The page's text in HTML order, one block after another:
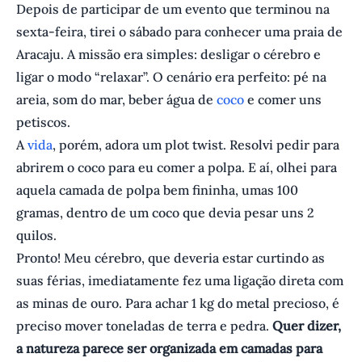
Depois de participar de um evento que terminou na
sexta-feira, tirei o sábado para conhecer uma praia de
Aracaju. A missão era simples: desligar o cérebro e
ligar o modo “relaxar”. O cenário era perfeito: pé na
areia, som do mar, beber água de coco e comer uns
petiscos.
Avida, porém, adora um plot twist. Resolvi pedir para
abrirem o coco para eu comer a polpa. E aí, olhei para
aquela camada de polpa bem fininha, umas 100
gramas, dentro de um coco que devia pesar uns 2
quilos.
Pronto! Meu cérebro, que deveria estar curtindo as
suas férias, imediatamente fez uma ligação direta com
as minas de ouro. Para achar 1 kg do metal precioso, é
preciso mover toneladas de terra e pedra. Quer dizer,
a natureza parece ser organizada em camadas para